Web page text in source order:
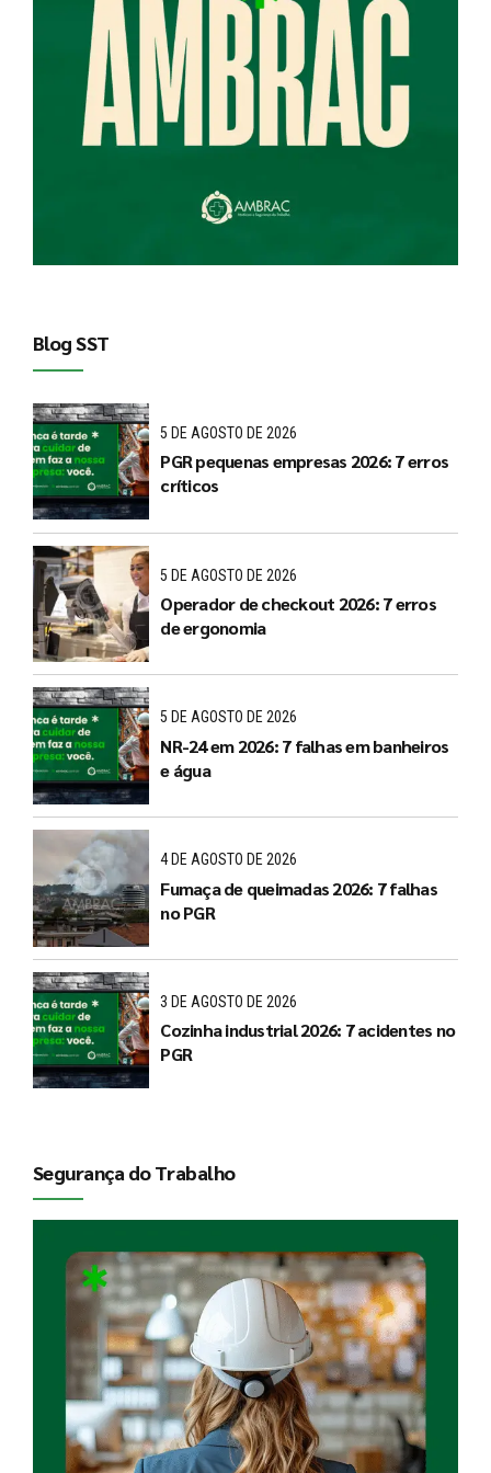
Blog SST
5 DE AGOSTO DE 2026
PGR pequenas empresas 2026: 7 erros
críticos
5 DE AGOSTO DE 2026
Operador de checkout 2026: 7 erros
de ergonomia
5 DE AGOSTO DE 2026
NR-24 em 2026: 7 falhas em banheiros
e água
4 DE AGOSTO DE 2026
Fumaça de queimadas 2026: 7 falhas
no PGR
3 DE AGOSTO DE 2026
Cozinha industrial 2026: 7 acidentes no
PGR
Segurança do Trabalho